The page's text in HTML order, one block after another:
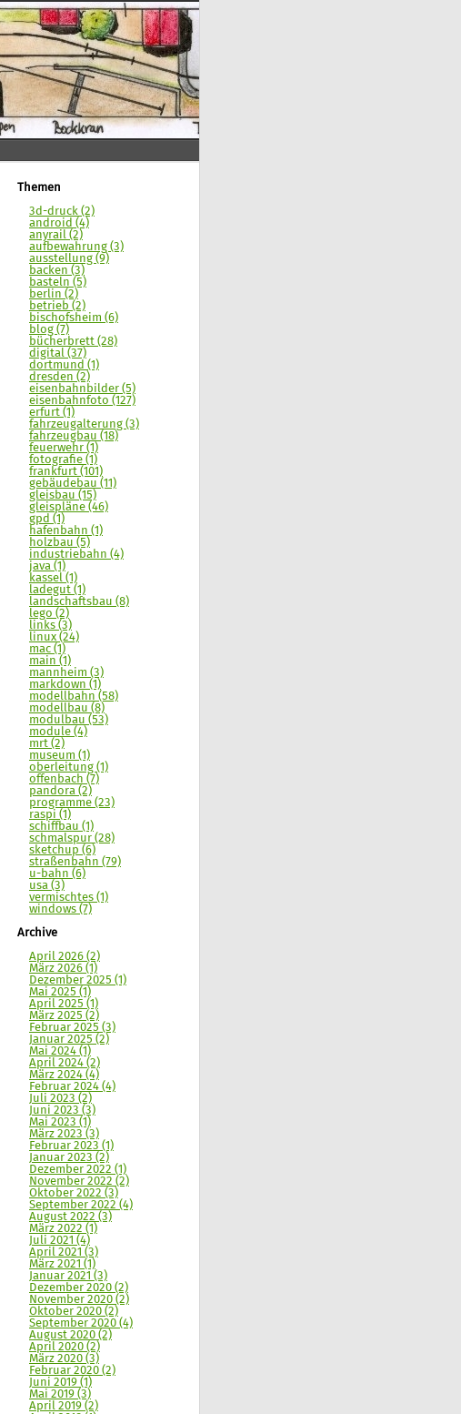
Themen
3d-druck (2)
android (4)
anyrail (2)
aufbewahrung (3)
ausstellung (9)
backen (3)
basteln (5)
berlin (2)
betrieb (2)
bischofsheim (6)
blog (7)
bücherbrett (28)
digital (37)
dortmund (1)
dresden (2)
eisenbahnbilder (5)
eisenbahnfoto (127)
erfurt (1)
fahrzeugalterung (3)
fahrzeugbau (18)
feuerwehr (1)
fotografie (1)
frankfurt (101)
gebäudebau (11)
gleisbau (15)
gleispläne (46)
gpd (1)
hafenbahn (1)
holzbau (5)
industriebahn (4)
java (1)
kassel (1)
ladegut (1)
landschaftsbau (8)
lego (2)
links (3)
linux (24)
mac (1)
main (1)
mannheim (3)
markdown (1)
modellbahn (58)
modellbau (8)
modulbau (53)
module (4)
mrt (2)
museum (1)
oberleitung (1)
offenbach (7)
pandora (2)
programme (23)
raspi (1)
schiffbau (1)
schmalspur (28)
sketchup (6)
straßenbahn (79)
u-bahn (6)
usa (3)
vermischtes (1)
windows (7)
Archive
April 2026 (2)
März 2026 (1)
Dezember 2025 (1)
Mai 2025 (1)
April 2025 (1)
März 2025 (2)
Februar 2025 (3)
Januar 2025 (2)
Mai 2024 (1)
April 2024 (2)
März 2024 (4)
Februar 2024 (4)
Juli 2023 (2)
Juni 2023 (3)
Mai 2023 (1)
März 2023 (3)
Februar 2023 (1)
Januar 2023 (2)
Dezember 2022 (1)
November 2022 (2)
Oktober 2022 (3)
September 2022 (4)
August 2022 (3)
März 2022 (1)
Juli 2021 (4)
April 2021 (3)
März 2021 (1)
Januar 2021 (3)
Dezember 2020 (2)
November 2020 (2)
Oktober 2020 (2)
September 2020 (4)
August 2020 (2)
April 2020 (2)
März 2020 (3)
Februar 2020 (2)
Juni 2019 (1)
Mai 2019 (3)
April 2019 (2)